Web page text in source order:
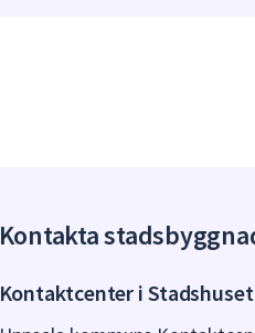
Kontakta
Kontaktcenter i Stadshuset